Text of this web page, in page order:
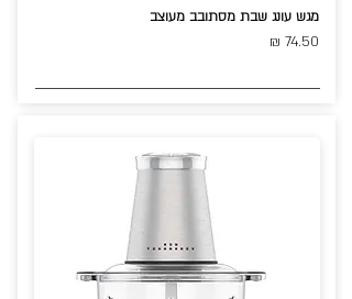
מגש עונג שבת מסתובב מעוצב
74.50 ₪